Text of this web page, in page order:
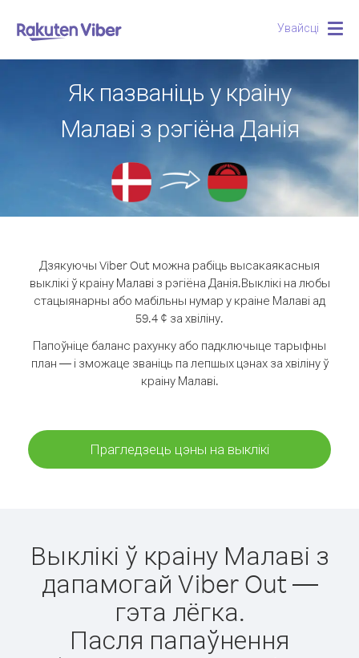
Увайсці
Як пазваніць у краіну
Малаві з рэгіёна Данія
Дзякуючы Viber Out можна рабіць высакаякасныя
выклікі ў краіну Малаві з рэгіёна Данія.Выклікі на любы
стацыянарны або мабільны нумар у краіне Малаві ад
59.4 ¢ за хвіліну.
Папоўніце баланс рахунку або падключыце тарыфны
план — і зможаце званіць па лепшых цэнах за хвіліну ў
краіну Малаві.
Прагледзець цэны на выклікі
Выклікі ў краіну Малаві з
дапамогай Viber Out —
гэта лёгка.
Пасля папаўнення